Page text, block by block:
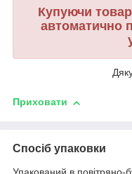
Купуючи
автоматично
Приховати
Спосіб упаковки
Упакований в повітряно-